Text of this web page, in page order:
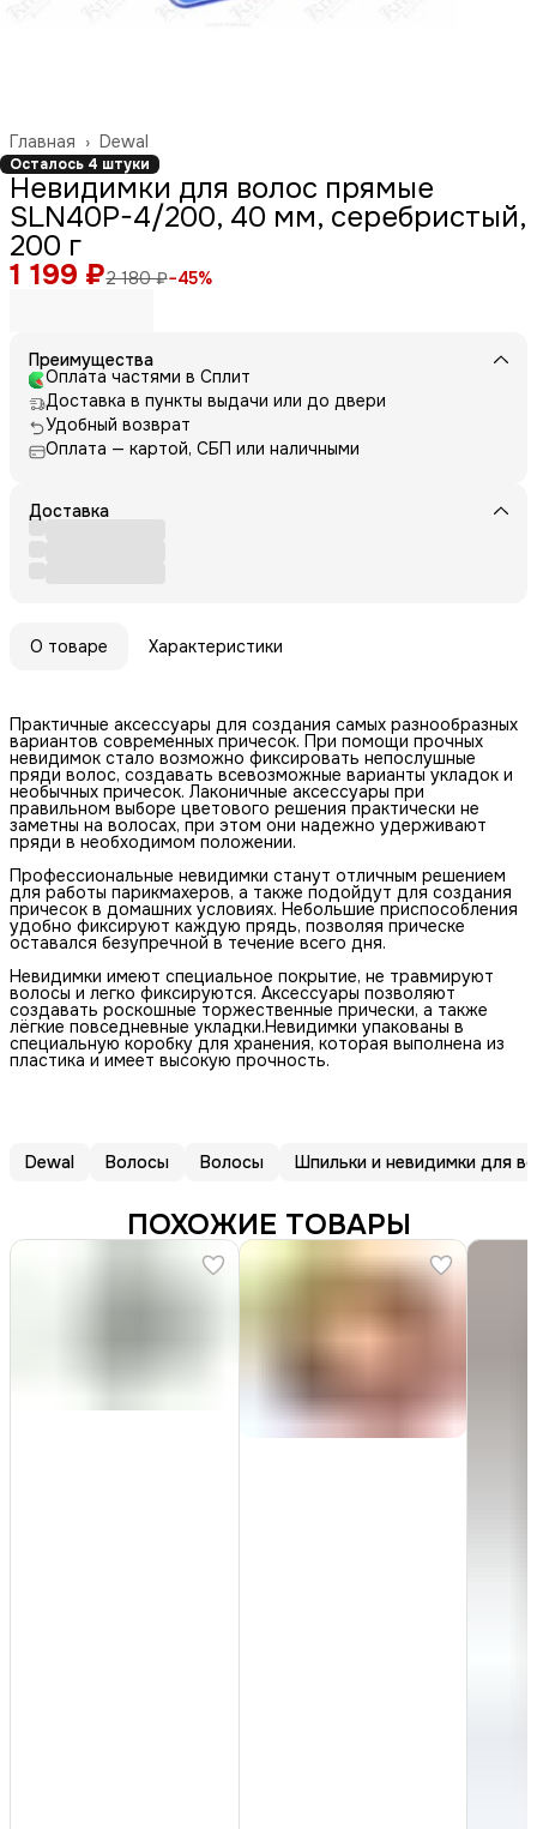
Dewal
Главная ›
Осталось 4 штуки
Невидимки для волос прямые
SLN40P-4/200, 40 мм, серебристый,
200 г
1 199 ₽2 180 ₽−45%
Преимущества
Оплата частями в Сплит
Доставка в пункты выдачи или до двери
Удобный возврат
Оплата — картой, СБП или наличными
Доставка
О товаре Характеристики
Практичные аксессуары для создания самых разнообразных
вариантов современных причесок. При помощи прочных
невидимок стало возможно фиксировать непослушные
пряди волос, создавать всевозможные варианты укладок и
необычных причесок. Лаконичные аксессуары при
правильном выборе цветового решения практически не
заметны на волосах, при этом они надежно удерживают
пряди в необходимом положении.
Профессиональные невидимки станут отличным решением
для работы парикмахеров, а также подойдут для создания
причесок в домашних условиях. Небольшие приспособления
удобно фиксируют каждую прядь, позволяя прическе
оставался безупречной в течение всего дня.
Невидимки имеют специальное покрытие, не травмируют
волосы и легко фиксируются. Аксессуары позволяют
создавать роскошные торжественные прически, а также
лёгкие повседневные укладки.Невидимки упакованы в
специальную коробку для хранения, которая выполнена из
пластика и имеет высокую прочность.
Dewal Волосы Волосы Шпильки и невидимки для
ПОХОЖИЕ ТОВАРЫ